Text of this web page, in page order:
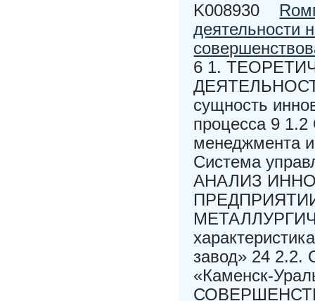
K008930
деятельности
6 1.
сущность
процесса 9
менеджмента
Система
АНАЛИЗ
завод» 24 2.2.
«Каменск-